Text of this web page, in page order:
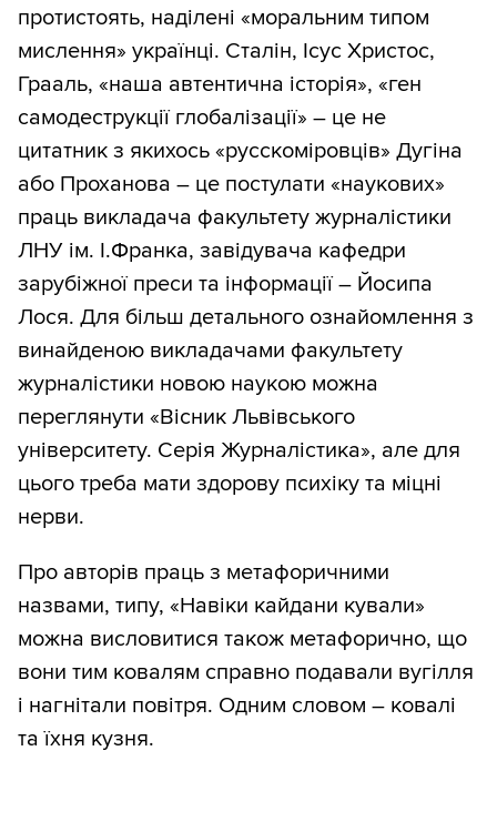
протистоять, наділені «моральним типом
мислення» українці. Сталін, Ісус Христос,
Грааль, «наша автентична історія», «ген
самодеструкції глобалізації» – це не
цитатник з якихось «русскоміровців» Дугіна
або Проханова – це постулати «наукових»
праць викладача факультету журналістики
ЛНУ ім. І.Франка, завідувача кафедри
зарубіжної преси та інформації – Йосипа
Лося. Для більш детального ознайомлення з
винайденою викладачами факультету
журналістики новою наукою можна
переглянути «Вісник Львівського
університету. Серія Журналістика», але для
цього треба мати здорову психіку та міцні
нерви.
Про авторів праць з метафоричними
назвами, типу, «Навіки кайдани кували»
можна висловитися також метафорично, що
вони тим ковалям справно подавали вугілля
і нагнітали повітря. Одним словом – ковалі
та їхня кузня.